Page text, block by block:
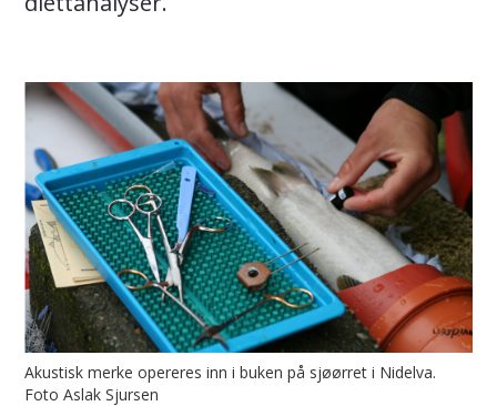
Akustisk merke opereres inn i buken på sjøørret i Nidelva.
Foto Aslak Sjursen